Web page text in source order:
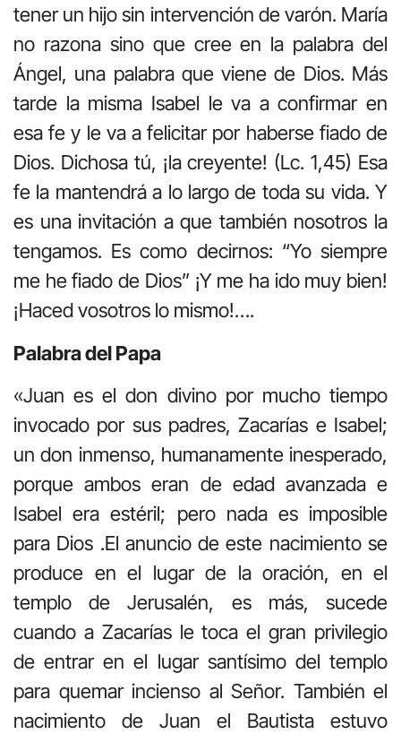
tener un hijo sin intervención de varón. María
no razona sino que cree en la palabra del
Ángel, una palabra que viene de Dios. Más
tarde la misma Isabel le va a confirmar en
esa fe y le va a felicitar por haberse fiado de
Dios. Dichosa tú, ¡la creyente! (Lc. 1,45) Esa
fe la mantendrá a lo largo de toda su vida. Y
es una invitación a que también nosotros la
tengamos. Es como decirnos: “Yo siempre
me he fiado de Dios” ¡Y me ha ido muy bien!
¡Haced vosotros lo mismo!….
Palabra del Papa
«Juan es el don divino por mucho tiempo
invocado por sus padres, Zacarías e Isabel;
un don inmenso, humanamente inesperado,
porque ambos eran de edad avanzada e
Isabel era estéril; pero nada es imposible
para Dios .El anuncio de este nacimiento se
produce en el lugar de la oración, en el
templo de Jerusalén, es más, sucede
cuando a Zacarías le toca el gran privilegio
de entrar en el lugar santísimo del templo
para quemar incienso al Señor. También el
nacimiento de Juan el Bautista estuvo